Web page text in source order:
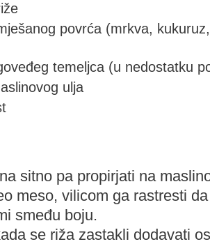
povrća (mrkva,
temeljca (u nedostatku
ulja
sitno pa propirjati na
meso, vilicom ga rastresti
smeđu boju.
se riža zastakli dodavati